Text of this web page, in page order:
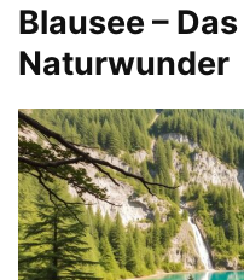
Blausee –
Naturwunder